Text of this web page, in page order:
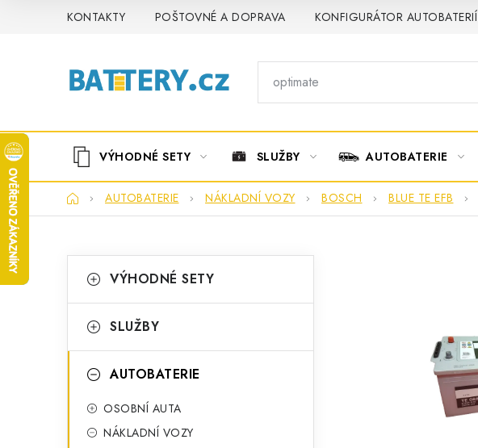
KONTAKTY POŠTOVNÉ A DOPRAVA KONFIGURÁTOR AUTOBATERIÍ
VÝHODNÉ SETY SLUŽBY AUTOBATERIE
DomůAUTOBATERIE NÁKLADNÍ VOZY BOSCH BLUE TE EFB
o
t
kategorie
a
e
VÝHODNÉ SETY
SLUŽBY
AUTOBATERIE
OSOBNÍ AUTA
NÁKLADNÍ VOZY